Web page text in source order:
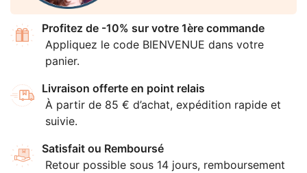
Profitez de -10% sur votre 1ère commande
Appliquez le code BIENVENUE dans votre
panier.
Livraison offerte en point relais
À partir de 85 € d’achat, expédition rapide et
suivie.
Satisfait ou Remboursé
Retour possible sous 14 jours, remboursement